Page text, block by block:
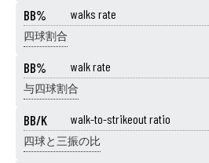
BB% walks rate
四球割合
BB% walk rate
与四球割合
BB/K walk-to-strikeout ratio
四球と三振の比